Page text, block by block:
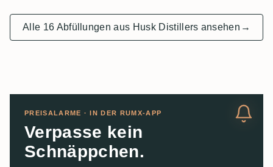
Alle 16 Abfüllungen aus Husk Distillers ansehen →
PREISALARME · IN DER RUMX-APP
Verpasse kein
Schnäppchen.